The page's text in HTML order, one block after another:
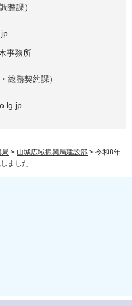
整課）
事務所
総務契約課）
局 > 山城広域振興局建設部 > 令和8年
ました